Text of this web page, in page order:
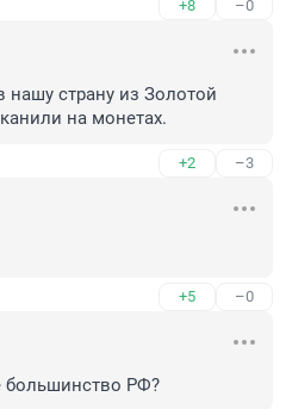
+8 –0
страну из Золотой
на монетах.
+2 –3
+5 –0
большинство РФ?